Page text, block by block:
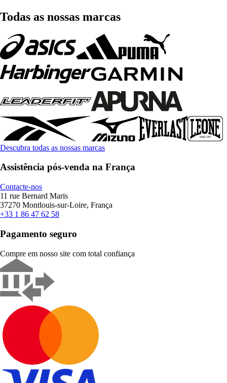
Todas as nossas marcas
Descubra todas as nossas marcas
Assistência pós-venda na França
Contacte-nos
11 rue Bernard Maris
37270 Montlouis-sur-Loire, França
+33 1 86 47 62 58
Pagamento seguro
Compre em nosso site com total confiança